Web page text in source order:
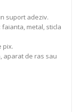
suport adeziv.
metal, sticla
pix.
aparat de ras sau